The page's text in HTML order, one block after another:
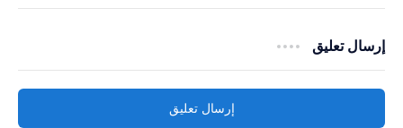
إرسال تعليق
إرسال تعليق